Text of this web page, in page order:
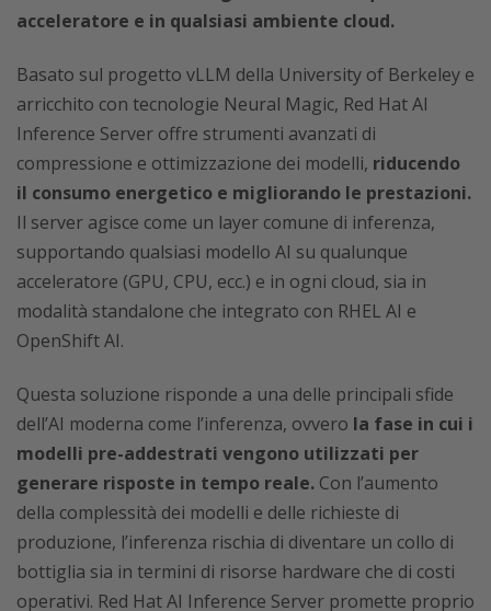
acceleratore e in qualsiasi ambiente cloud.
Basato sul progetto vLLM della University of Berkeley e
arricchito con tecnologie Neural Magic, Red Hat AI
Inference Server offre strumenti avanzati di
compressione e ottimizzazione dei modelli, riducendo
il consumo energetico e migliorando le prestazioni.
Il server agisce come un layer comune di inferenza,
supportando qualsiasi modello AI su qualunque
acceleratore (GPU, CPU, ecc.) e in ogni cloud, sia in
modalità standalone che integrato con RHEL AI e
OpenShift AI.
Questa soluzione risponde a una delle principali sfide
dell’AI moderna come l’inferenza, ovvero la fase in cui i
modelli pre-addestrati vengono utilizzati per
generare risposte in tempo reale. Con l’aumento
della complessità dei modelli e delle richieste di
produzione, l’inferenza rischia di diventare un collo di
bottiglia sia in termini di risorse hardware che di costi
operativi. Red Hat AI Inference Server promette proprio